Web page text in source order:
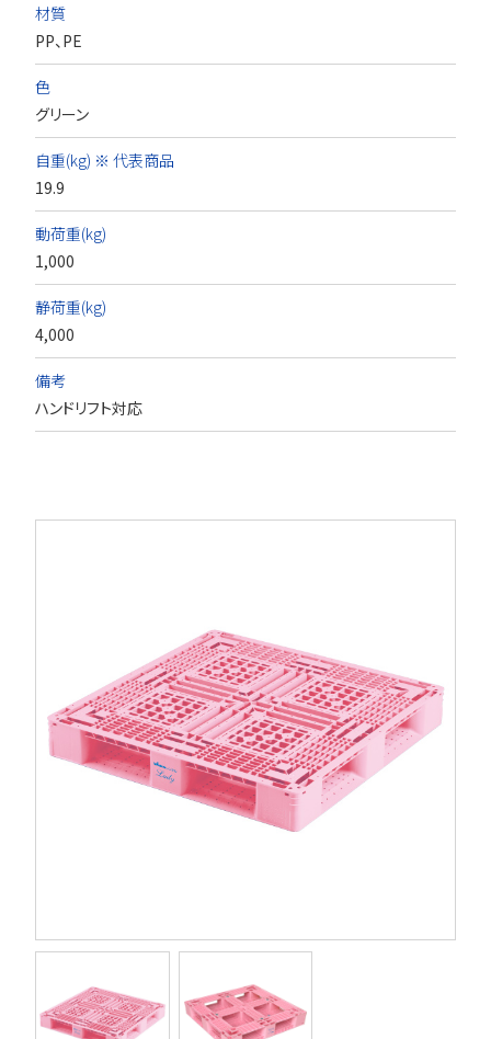
材質
PP、PE
色
グリーン
自重(kg) ※ 代表商品
19.9
動荷重(kg)
1,000
静荷重(kg)
4,000
備考
ハンドリフト対応